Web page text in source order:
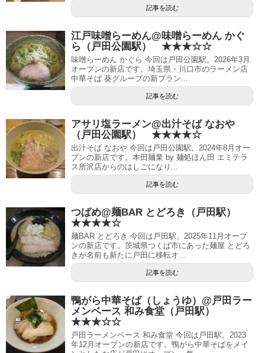
記事を読む
江戸味噌らーめん@味噌らーめん かぐ
ら（戸田公園駅） ★★★☆☆
味噌らーめん かぐら 今回は戸田公園駅。2026年3月
オープンの新店です。埼玉県・川口市のラーメン店
中華そば 葵グループの新ブラン...
記事を読む
アサリ塩ラーメン@出汁そば なおや
（戸田公園駅） ★★★★☆
出汁そば なおや 今回は戸田公園駅。2024年8月オー
プンの新店です。本田麺業 by 麺処ほん田 エミテラ
ス所沢店からのはしごになり...
記事を読む
つばめ@麺BAR とどろき（戸田駅）
★★★★☆
麺BAR とどろき 今回は戸田駅。2025年11月オープ
ンの新店です。茨城県つくば市にあった麺屋 とどろ
きが名前も新たに戸田に移転オ...
記事を読む
鴨がら中華そば（しょうゆ）@戸田ラー
メンベース 和み食堂（戸田駅）
★★★☆☆
戸田ラーメンベース 和み食堂 今回は戸田駅。2023
年12月オープンの新店です。鴨がら中華そばをメイ